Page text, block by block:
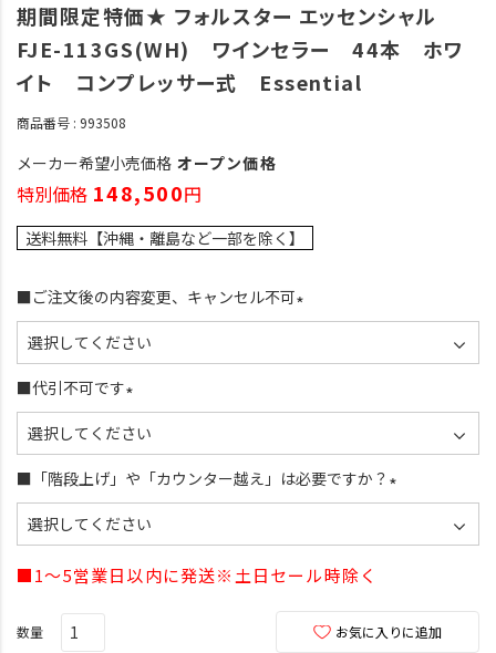
期間限定特価★ フォルスター エッセンシャル
FJE-113GS(WH) ワインセラー 44本 ホワ
イト コンプレッサー式 Essential
商品番号 993508
メーカー希望小売価格 オープン価格
特別価格 148,500
送料無料【沖縄・離島など一部を除く】
■ご注文後の内容変更、キャンセル不可
)
■代引不可です
(
必
須
)
■「階段上げ」や「カウンター越え」は必要ですか？
■1～5営業日以内に発送※土日セール時除く
お気に入りに追加